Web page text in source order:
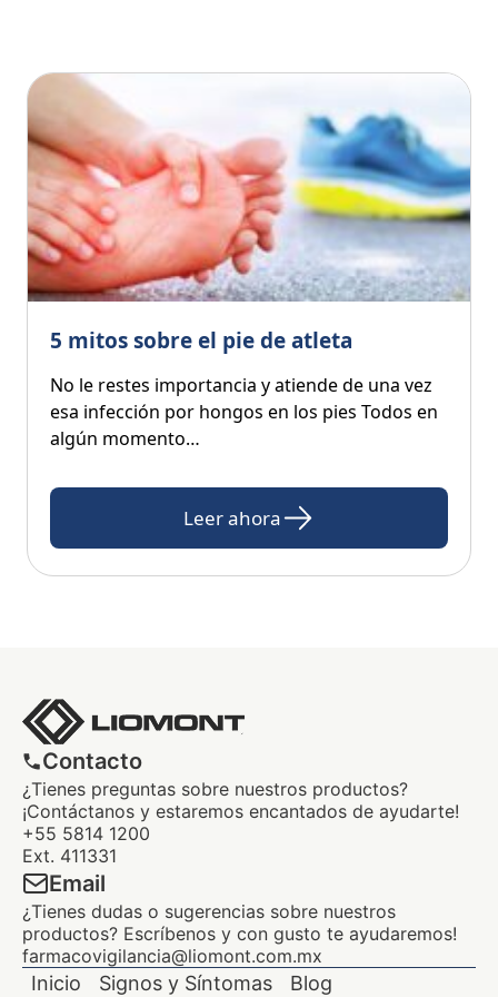
5 mitos sobre el pie de atleta
No le restes importancia y atiende de una vez
esa infección por hongos en los pies Todos en
algún momento…
Leer ahora
Contacto
¿Tienes preguntas sobre nuestros productos?
¡Contáctanos y estaremos encantados de ayudarte!
+55 5814 1200
Ext. 411331
Email
¿Tienes dudas o sugerencias sobre nuestros
productos? Escríbenos y con gusto te ayudaremos!
farmacovigilancia@liomont.com.mx
Inicio Signos y Síntomas Blog